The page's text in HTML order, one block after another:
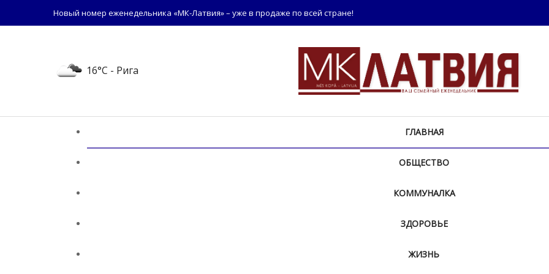
Новый номер еженедельника «МК-Латвия» – уже в продаже по всей стране!
16°C - Рига
ГЛАВНАЯ
ОБЩЕСТВО
КОММУНАЛКА
ЗДОРОВЬЕ
ЖИЗНЬ